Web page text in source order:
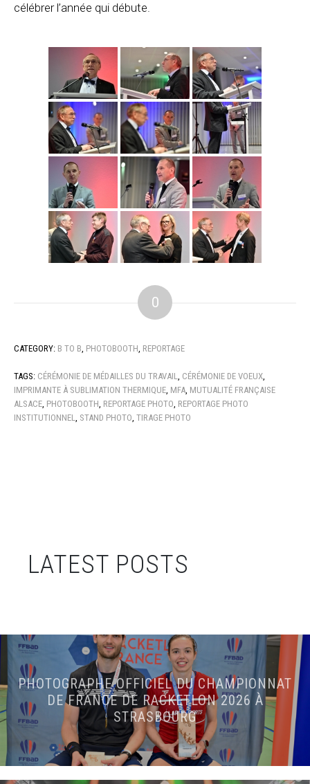
célébrer l’année qui débute.
0
CATEGORY: B TO B, PHOTOBOOTH, REPORTAGE
TAGS: CÉRÉMONIE DE MÉDAILLES DU TRAVAIL, CÉRÉMONIE DE VOEUX,
IMPRIMANTE À SUBLIMATION THERMIQUE, MFA, MUTUALITÉ FRANÇAISE
ALSACE, PHOTOBOOTH, REPORTAGE PHOTO, REPORTAGE PHOTO
INSTITUTIONNEL, STAND PHOTO, TIRAGE PHOTO
LATEST POSTS
PHOTOGRAPHE OFFICIEL DU CHAMPIONNAT
DE FRANCE DE RACKETLON 2026 À
STRASBOURG